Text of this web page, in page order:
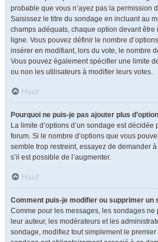
probable que vous n’ayez pas la permission
Saisissez le titre du sondage en incluant au
champs adéquats, chaque option devant
ligne. Vous pouvez définir le nombre
insérer en modifiant, lors du vote, le nombre
Vous pouvez également spécifier une limite
ou non les utilisateurs à modifier leurs votes.
Haut
Pourquoi ne puis-je pas ajouter plus
La limite d’options d’un sondage est
forum. Si le nombre d’options que vous
semble trop restreint, essayez de demander
s’il est possible de l’augmenter.
Haut
Comment puis-je modifier ou supprimer un
Comme pour les messages, les sondages
leur auteur, les modérateurs et les
sondage, modifiez tout simplement le